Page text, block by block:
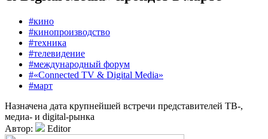
#кино
#кинопроизводство
#техника
#телевидение
#международный форум
#«Connected TV & Digital Media»
#март
Назначена дата крупнейшей встречи представителей ТВ-,
медиа- и digital-рынка
Автор:
Editor